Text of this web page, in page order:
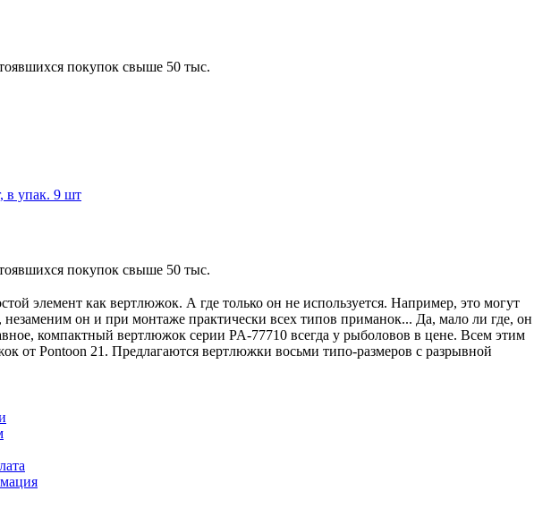
покупок свыше 50 тыс.
в упак. 9 шт
покупок свыше 50 тыс.
элемент как вертлюжок. А где только он не используется. Например, это могут
он и при монтаже практически всех типов приманок... Да, мало ли где, он
компактный вертлюжок серии PA-77710 всегда у рыболовов в цене. Всем этим
от Pontoon 21. Предлагаются вертлюжки восьми типо-размеров с разрывной